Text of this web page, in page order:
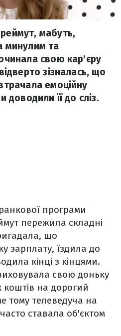
мабуть,
минулим та
свою кар'єру
зізналась, що
емоційну
доводили її до сліз.
програми
пережила складні
що
зарплату, їздила до
кінці з кінцями.
свою доньку
коштів на дорогий
тому телеведуча на
ставала об'єктом